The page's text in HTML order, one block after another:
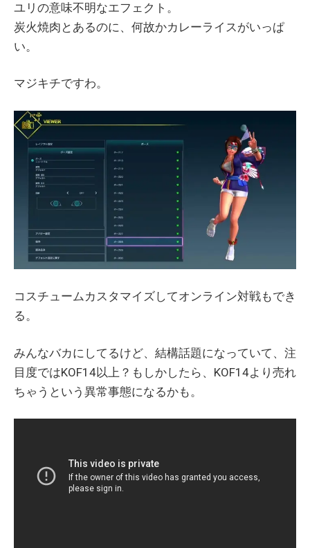
ユリの意味不明なエフェクト。
炭火焼肉とあるのに、何故かカレーライスがいっぱ
い。
マジキチですわ。
コスチュームカスタマイズしてオンライン対戦もでき
る。
みんなバカにしてるけど、結構話題になっていて、注
目度ではKOF14以上？もしかしたら、KOF14より売れ
ちゃうという異常事態になるかも。